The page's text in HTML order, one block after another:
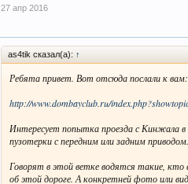
27 апр 2016
as4tik сказал(а): ↑
Ребята привет. Вот отсюда послали к вам:
http://www.dombayclub.ru/
Интересует попытка проезда с Кинжала
пузотерки с передним или задним приводом.
Говорят в этой ветке водятся такие, кто
об этой дороге. А конкретней фото или